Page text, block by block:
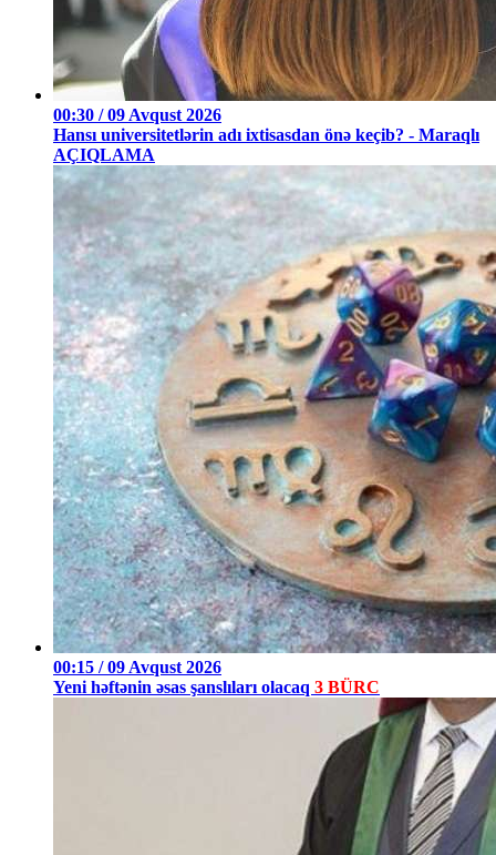
00:30 / 09 Avqust 2026
Hansı universitetlərin adı ixtisasdan önə keçib? - Maraqlı
AÇIQLAMA
00:15 / 09 Avqust 2026
Yeni həftənin əsas şanslıları olacaq 3 BÜRC